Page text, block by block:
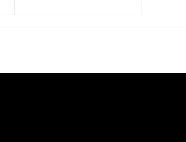
В избранное В наличии